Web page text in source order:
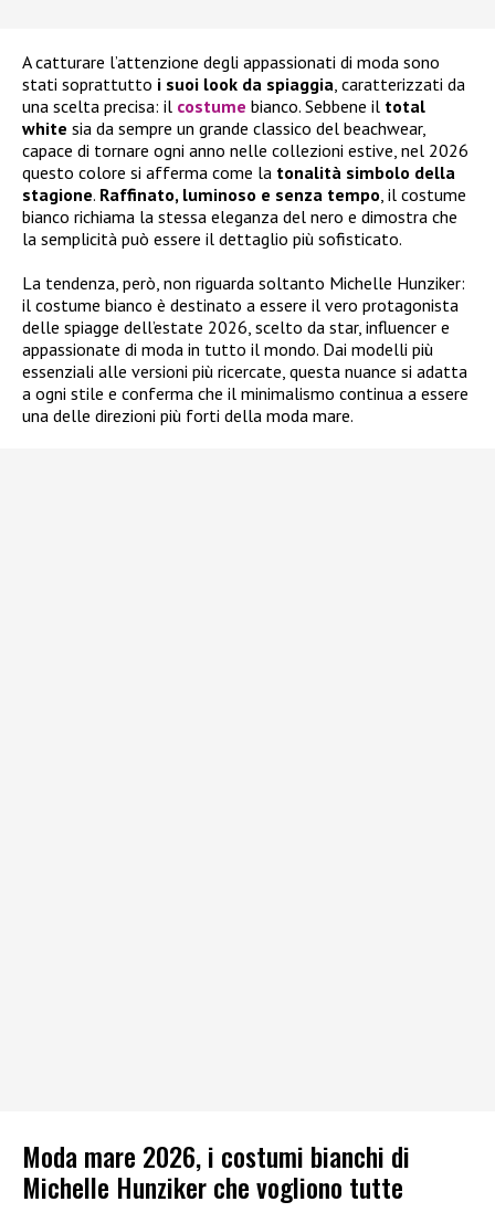
A catturare l’attenzione degli appassionati di moda sono
stati soprattutto i suoi look da spiaggia , caratterizzati da
una scelta precisa: il costume bianco. Sebbene il total
white sia da sempre un grande classico del beachwear,
capace di tornare ogni anno nelle collezioni estive, nel 2026
questo colore si afferma come la tonalità simbolo della
stagione. Raffinato, luminoso e senza tempo , il costume
bianco richiama la stessa eleganza del nero e dimostra che
la semplicità può essere il dettaglio più sofisticato.
La tendenza, però, non riguarda soltanto Michelle Hunziker:
il costume bianco è destinato a essere il vero protagonista
delle spiagge dell’estate 2026, scelto da star, influencer e
appassionate di moda in tutto il mondo. Dai modelli più
essenziali alle versioni più ricercate, questa nuance si adatta
a ogni stile e conferma che il minimalismo continua a essere
una delle direzioni più forti della moda mare.
Moda mare 2026, i costumi bianchi di
Michelle Hunziker che vogliono tutte